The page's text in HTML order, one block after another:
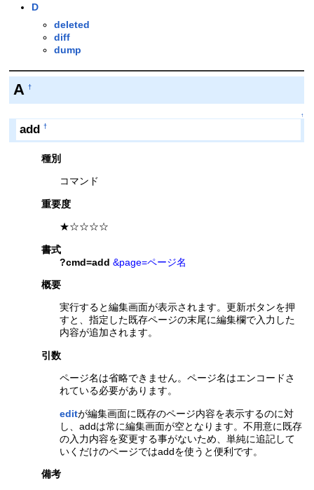
D
deleted
diff
dump
A †
↑
add †
種別
コマンド
重要度
★☆☆☆☆
書式
?cmd=add &page=ページ名
概要
実行すると編集画面が表示されます。更新ボタンを押
すと、指定した既存ページの末尾に編集欄で入力した
内容が追加されます。
引数
ページ名は省略できません。ページ名はエンコードさ
れている必要があります。
editが編集画面に既存のページ内容を表示するのに対
し、addは常に編集画面が空となります。不用意に既存
の入力内容を変更する事がないため、単純に追記して
いくだけのページではaddを使うと便利です。
備考